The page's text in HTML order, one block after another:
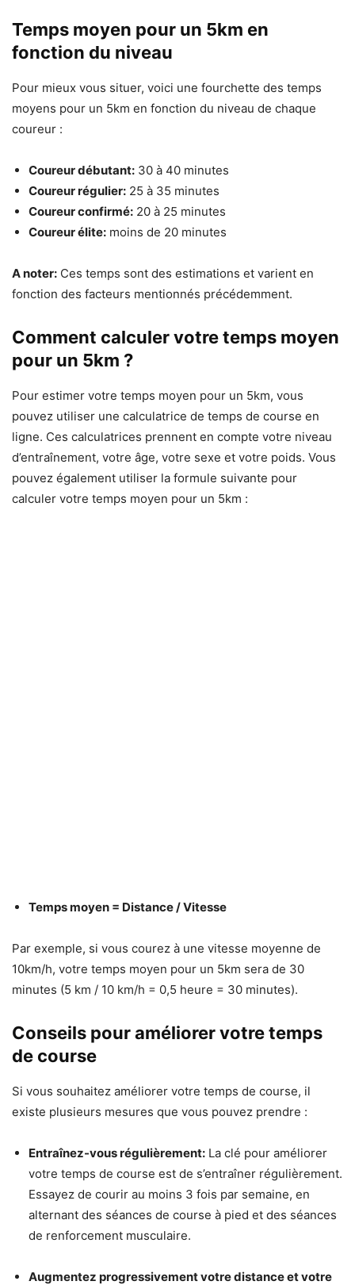
Temps moyen pour un 5km en
fonction du niveau
Pour mieux vous situer, voici une fourchette des temps
moyens pour un 5km en fonction du niveau de chaque
coureur :
Coureur débutant: 30 à 40 minutes
Coureur régulier: 25 à 35 minutes
Coureur confirmé: 20 à 25 minutes
Coureur élite: moins de 20 minutes
A noter: Ces temps sont des estimations et varient en
fonction des facteurs mentionnés précédemment.
Comment calculer votre temps moyen
pour un 5km ?
Pour estimer votre temps moyen pour un 5km, vous
pouvez utiliser une calculatrice de temps de course en
ligne. Ces calculatrices prennent en compte votre niveau
d’entraînement, votre âge, votre sexe et votre poids. Vous
pouvez également utiliser la formule suivante pour
calculer votre temps moyen pour un 5km :
Temps moyen = Distance / Vitesse
Par exemple, si vous courez à une vitesse moyenne de
10km/h, votre temps moyen pour un 5km sera de 30
minutes (5 km / 10 km/h = 0,5 heure = 30 minutes).
Conseils pour améliorer votre temps
de course
Si vous souhaitez améliorer votre temps de course, il
existe plusieurs mesures que vous pouvez prendre :
Entraînez-vous régulièrement: La clé pour améliorer
votre temps de course est de s’entraîner régulièrement.
Essayez de courir au moins 3 fois par semaine, en
alternant des séances de course à pied et des séances
de renforcement musculaire.
Augmentez progressivement votre distance et votre